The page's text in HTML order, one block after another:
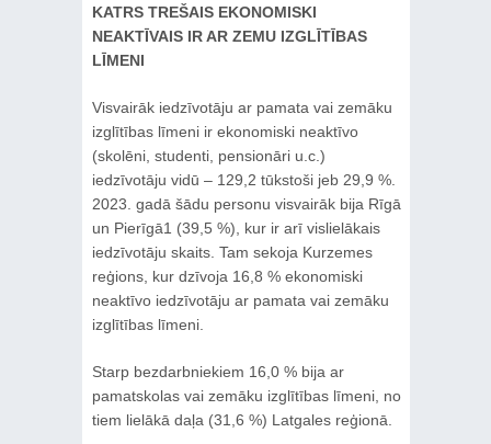
KATRS TREŠAIS EKONOMISKI
NEAKTĪVAIS IR AR ZEMU IZGLĪTĪBAS
LĪMENI
Visvairāk iedzīvotāju ar pamata vai zemāku
izglītības līmeni ir ekonomiski neaktīvo
(skolēni, studenti, pensionāri u.c.)
iedzīvotāju vidū – 129,2 tūkstoši jeb 29,9 %.
2023. gadā šādu personu visvairāk bija Rīgā
un Pierīgā1 (39,5 %), kur ir arī vislielākais
iedzīvotāju skaits. Tam sekoja Kurzemes
reģions, kur dzīvoja 16,8 % ekonomiski
neaktīvo iedzīvotāju ar pamata vai zemāku
izglītības līmeni.
Starp bezdarbniekiem 16,0 % bija ar
pamatskolas vai zemāku izglītības līmeni, no
tiem lielākā daļa (31,6 %) Latgales reģionā.